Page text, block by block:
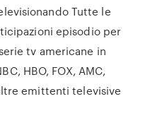
Tutte le
episodio per
tv americane in
HBO, FOX, AMC,
emittenti televisive